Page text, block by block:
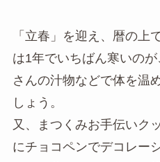
「立春」を迎え、暦の上
は1年でいちばん寒いの
さんの汁物などで体を温
しょう。
又、まつくみお手伝いク
にチョコペンでデコレー